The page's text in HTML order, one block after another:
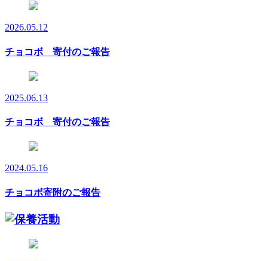
2026.05.12
チョコボ 寄付のご報告
2025.06.13
チョコボ 寄付のご報告
2024.05.16
チョコボ寄附のご報告